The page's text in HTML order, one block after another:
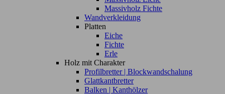
Massivholz Fichte
Wandverkleidung
Platten
Eiche
Fichte
Erle
Holz mit Charakter
Profilbretter | Blockwandschalung
Glattkantbretter
Balken | Kanthölzer